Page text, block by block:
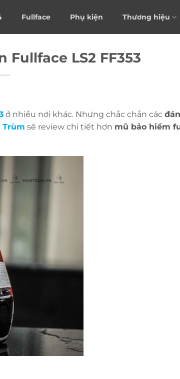
Fullface Phụ kiện Thương hiệu
Fullface LS2 FF353
ở nhiều nơi khác. Nhưng chắc chắn các
Trùm sẽ review chi tiết hơn mũ bảo hiểm